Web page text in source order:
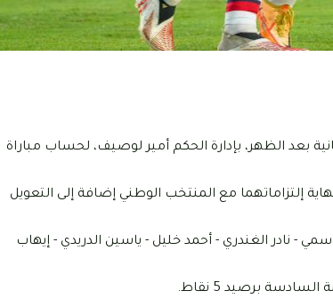
بداية من الساعة الثانية بعد الظهر، بإدارة الحكم أمير لوصيف، لحساب مباراة
إلتزاماتهما مع المنتخب الوطني إضافة إلى التعويل
- نادر الغندري - أحمد خليل - ياسين الدريدي - إيهاب
برصيد 5 نقاط.